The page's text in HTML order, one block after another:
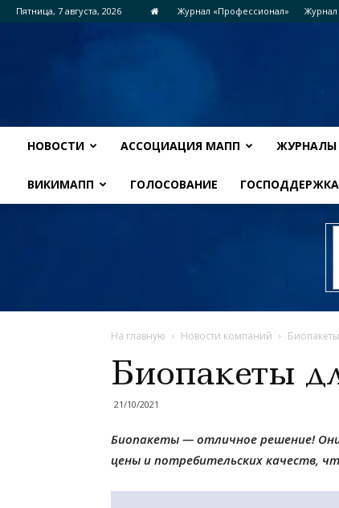
Пятница, 7 августа, 2026 Журнал «Профессионал» Журнал
НОВОСТИ АССОЦИАЦИЯ МАПП ЖУРНАЛЫ
ВИКИМАПП ГОЛОСОВАНИЕ ГОСПОДДЕРЖКА
На главную Новости компаний
Биопакеты
21/10/2021
Биопакеты — отличное решение!
цены и потребительских качеств,